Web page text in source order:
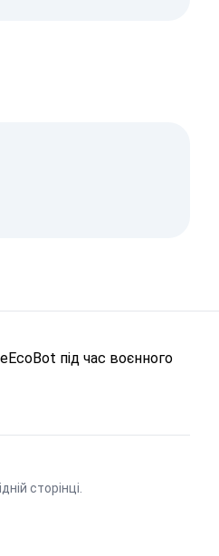
під час воєнного
сторінці.